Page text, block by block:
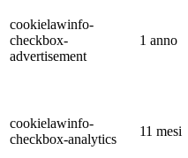
cookielawinfo-
checkbox-
advertisement
1 anno
cookielawinfo-
checkbox-analytics
11 mesi